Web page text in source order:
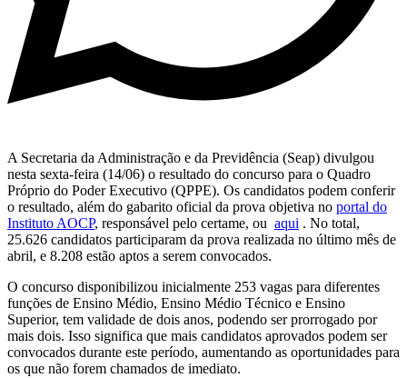
A Secretaria da Administração e da Previdência (Seap) divulgou
nesta sexta-feira (14/06) o resultado do concurso para o Quadro
Próprio do Poder Executivo (QPPE). Os candidatos podem conferir
o resultado, além do gabarito oficial da prova objetiva no portal do
Instituto AOCP, responsável pelo certame, ou aqui . No total,
25.626 candidatos participaram da prova realizada no último mês de
abril, e 8.208 estão aptos a serem convocados.
O concurso disponibilizou inicialmente 253 vagas para diferentes
funções de Ensino Médio, Ensino Médio Técnico e Ensino
Superior, tem validade de dois anos, podendo ser prorrogado por
mais dois. Isso significa que mais candidatos aprovados podem ser
convocados durante este período, aumentando as oportunidades para
os que não forem chamados de imediato.